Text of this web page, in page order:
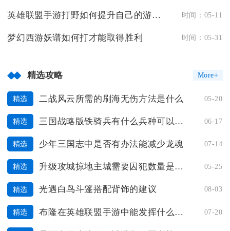
英雄联盟手游打野如何提升自己的游戏水平 时间：05-11
梦幻西游妖谱如何打才能取得胜利 时间：05-31
精选攻略 More+
精选 二战风云所需的刷海无伤方法是什么 05-20
精选 三国战略版铁骑兵有什么兵种可以克制 06-17
精选 少年三国志中是否有办法能减少龙魂 07-14
精选 升级攻城掠地主城需要囚犯数量是多少 05-25
精选 光遇白鸟斗篷搭配背饰的建议 08-03
精选 布隆在英雄联盟手游中能发挥什么样的作用 07-20